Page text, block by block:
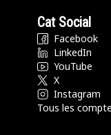
Cat Social
Facebook
LinkedIn
YouTube
X
Instagram
Tous les